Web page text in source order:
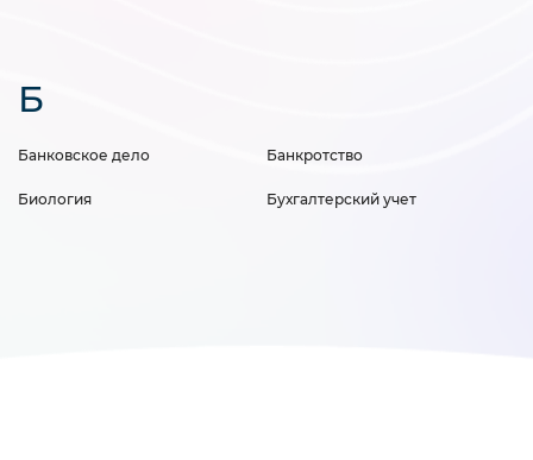
Б
Банковское дело Банкротство
Биология Бухгалтерский учет